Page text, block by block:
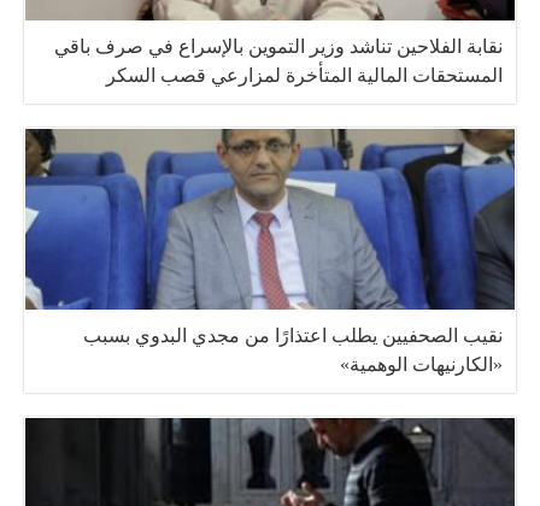
نقابة الفلاحين تناشد وزير التموين بالإسراع في صرف باقي
المستحقات المالية المتأخرة لمزارعي قصب السكر
نقيب الصحفيين يطلب اعتذارًا من مجدي البدوي بسبب
«الكارنيهات الوهمية»